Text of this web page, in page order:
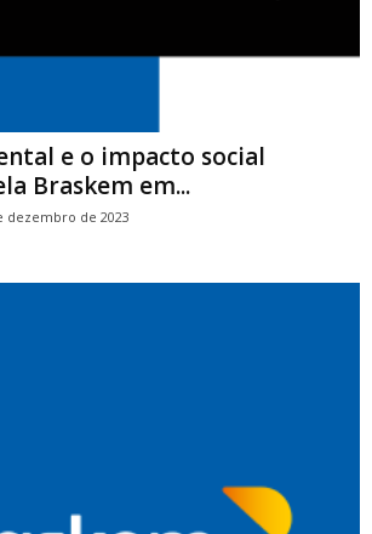
e o impacto social
Braskem em...
dezembro de 2023